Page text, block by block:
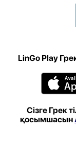
LinGo Play
Сізге Грек
қосымшасын